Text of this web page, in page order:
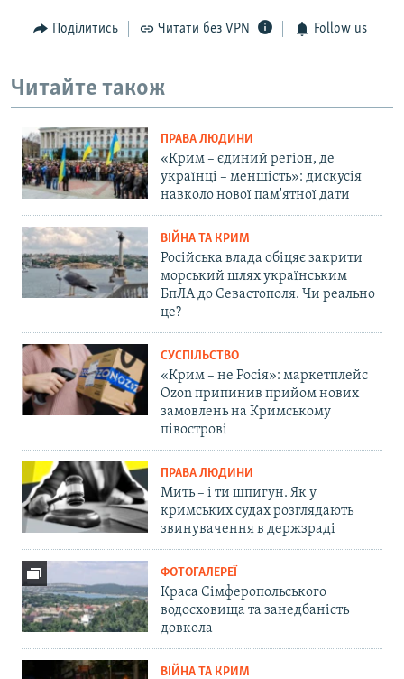
Поділитись Читати без VPN Follow us
Читайте також
ПРАВА ЛЮДИНИ
«Крим – єдиний регіон, де
українці – меншість»: дискусія
навколо нової пам'ятної дати
ВІЙНА ТА КРИМ
Російська влада обіцяє закрити
морський шлях українським
БпЛА до Севастополя. Чи реально
це?
СУСПІЛЬСТВО
«Крим – не Росія»: маркетплейс
Ozon припинив прийом нових
замовлень на Кримському
півострові
ПРАВА ЛЮДИНИ
Мить – і ти шпигун. Як у
кримських судах розглядають
звинувачення в держзраді
ФОТОГАЛЕРЕЇ
Краса Сімферопольського
водосховища та занедбаність
довкола
ВІЙНА ТА КРИМ